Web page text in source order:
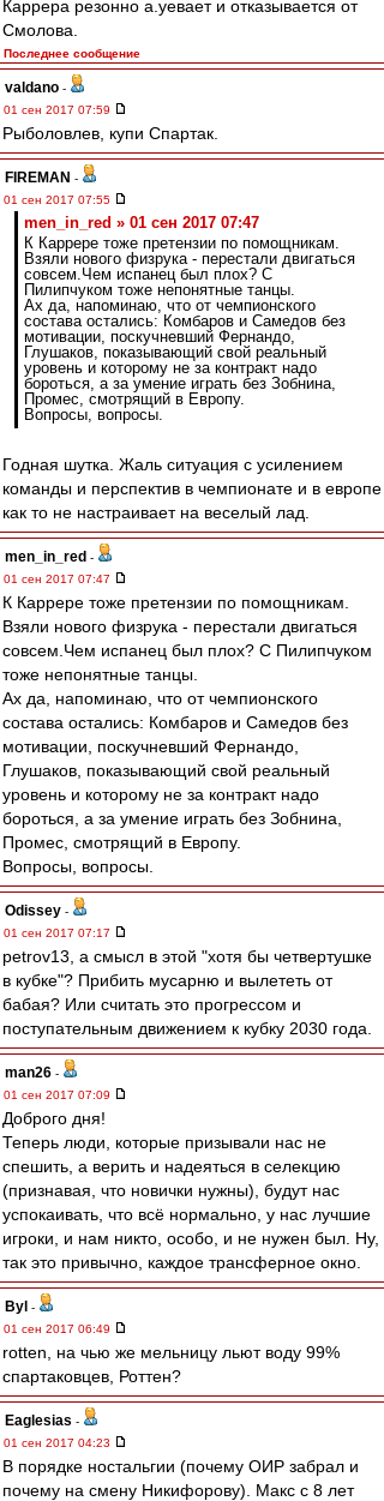
Каррера резонно а.уевает и отказывается от
Смолова.
Последнее сообщение
valdano -
01 сен 2017 07:59
Рыболовлев, купи Спартак.
FIREMAN -
01 сен 2017 07:55
men_in_red » 01 сен 2017 07:47
К Каррере тоже претензии по помощникам.
Взяли нового физрука - перестали двигаться
совсем.Чем испанец был плох? С
Пилипчуком тоже непонятные танцы.
Ах да, напоминаю, что от чемпионского
состава остались: Комбаров и Самедов без
мотивации, поскучневший Фернандо,
Глушаков, показывающий свой реальный
уровень и которому не за контракт надо
бороться, а за умение играть без Зобнина,
Промес, смотрящий в Европу.
Вопросы, вопросы.
Годная шутка. Жаль ситуация с усилением
команды и перспектив в чемпионате и в европе
как то не настраивает на веселый лад.
men_in_red -
01 сен 2017 07:47
К Каррере тоже претензии по помощникам.
Взяли нового физрука - перестали двигаться
совсем.Чем испанец был плох? С Пилипчуком
тоже непонятные танцы.
Ах да, напоминаю, что от чемпионского
состава остались: Комбаров и Самедов без
мотивации, поскучневший Фернандо,
Глушаков, показывающий свой реальный
уровень и которому не за контракт надо
бороться, а за умение играть без Зобнина,
Промес, смотрящий в Европу.
Вопросы, вопросы.
Odissey -
01 сен 2017 07:17
petrov13, а смысл в этой "хотя бы четвертушке
в кубке"? Прибить мусарню и вылететь от
бабая? Или считать это прогрессом и
поступательным движением к кубку 2030 года.
man26 -
01 сен 2017 07:09
Доброго дня!
Теперь люди, которые призывали нас не
спешить, а верить и надеяться в селекцию
(признавая, что новички нужны), будут нас
успокаивать, что всё нормально, у нас лучшие
игроки, и нам никто, особо, и не нужен был. Ну,
так это привычно, каждое трансферное окно.
Byl -
01 сен 2017 06:49
rotten, на чью же мельницу льют воду 99%
спартаковцев, Роттен?
Eaglesias -
01 сен 2017 04:23
В порядке ностальгии (почему ОИР забрал и
почему на смену Никифорову). Макс с 8 лет